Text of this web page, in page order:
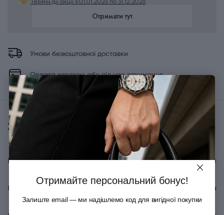
Термін дії акції з 01.01.2026 по 31.12.2026
Отримати тут
Умови безкоштовної доставки
Оплата карткою або під час отримання
Характеристики
Бренд Victorinox
Країна походження Швейцарія
Отримайте персональний бонус!
Залиште email — ми надішлемо код для вигідної покупки